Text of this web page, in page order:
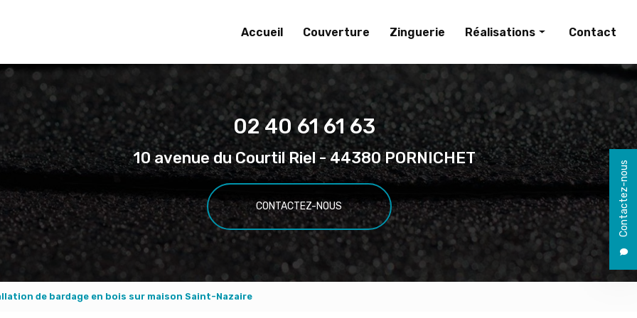
Contactez-nous
Accueil Couverture Zinguerie Réalisations
Couverture
Zinguerie
Contact
02 40 61 61 63
10 avenue du Courtil Riel - 44380 PORNICHET
CONTACTEZ-NOUS
de bardage en bois sur maison Saint-Nazaire